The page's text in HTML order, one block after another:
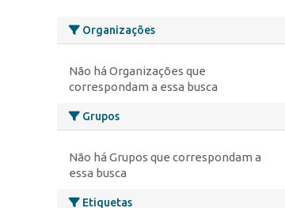
Organizações
Não há Organizações que
correspondam a essa busca
Grupos
Não há Grupos que correspondam a
essa busca
Etiquetas